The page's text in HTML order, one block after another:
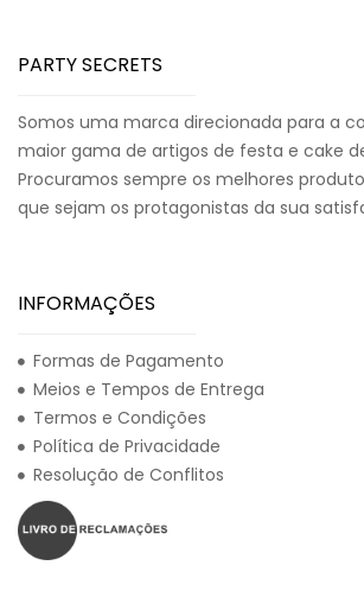
PARTY SECRETS
Somos uma marca direcionada para a
maior gama de artigos de festa e cake
Procuramos sempre os melhores
que sejam os protagonistas da sua
INFORMAÇÕES
Formas de Pagamento
Meios e Tempos de Entrega
Termos e Condições
Política de Privacidade
Resolução de Conflitos